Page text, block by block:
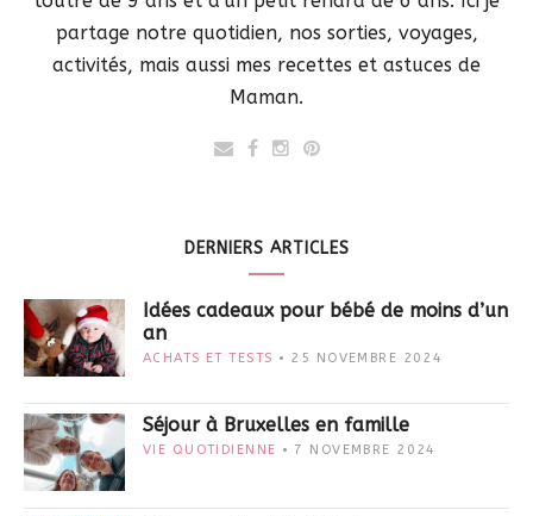
partage notre quotidien, nos sorties, voyages,
activités, mais aussi mes recettes et astuces de
Maman.
DERNIERS ARTICLES
Idées cadeaux pour bébé de moins d’un
an
ACHATS ET TESTS 25 NOVEMBRE 2024
Séjour à Bruxelles en famille
VIE QUOTIDIENNE 7 NOVEMBRE 2024